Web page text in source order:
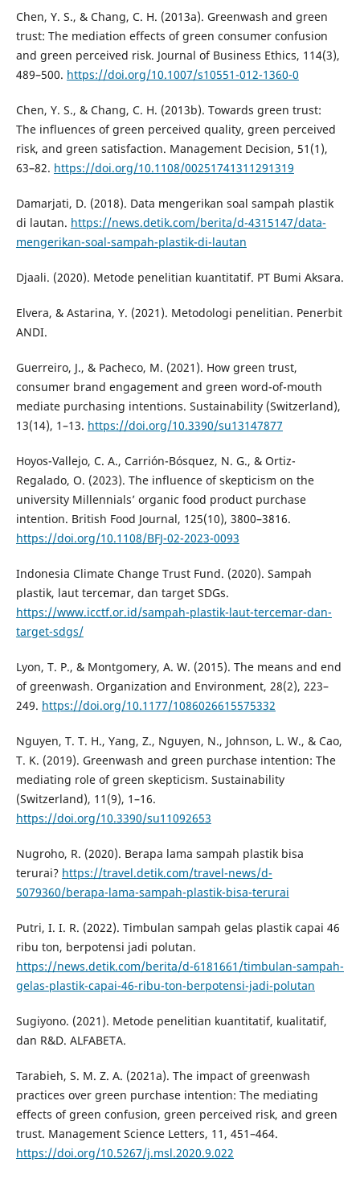
Chen, Y. S., & Chang, C. H. (2013a). Greenwash and green
trust: The mediation effects of green consumer confusion
and green perceived risk. Journal of Business Ethics, 114(3),
489–500. https://doi.org/10.1007/s10551-012-1360-0
Chen, Y. S., & Chang, C. H. (2013b). Towards green trust:
The influences of green perceived quality, green perceived
risk, and green satisfaction. Management Decision, 51(1),
63–82. https://doi.org/10.1108/00251741311291319
Damarjati, D. (2018). Data mengerikan soal sampah plastik
di lautan. https://news.detik.com/berita/d-4315147/data-
mengerikan-soal-sampah-plastik-di-lautan
Djaali. (2020). Metode penelitian kuantitatif. PT Bumi Aksara.
Elvera, & Astarina, Y. (2021). Metodologi penelitian. Penerbit
ANDI.
Guerreiro, J., & Pacheco, M. (2021). How green trust,
consumer brand engagement and green word-of-mouth
mediate purchasing intentions. Sustainability (Switzerland),
13(14), 1–13. https://doi.org/10.3390/su13147877
Hoyos-Vallejo, C. A., Carrión-Bósquez, N. G., & Ortiz-
Regalado, O. (2023). The influence of skepticism on the
university Millennials’ organic food product purchase
intention. British Food Journal, 125(10), 3800–3816.
https://doi.org/10.1108/BFJ-02-2023-0093
Indonesia Climate Change Trust Fund. (2020). Sampah
plastik, laut tercemar, dan target SDGs.
https://www.icctf.or.id/sampah-plastik-laut-tercemar-dan-
target-sdgs/
Lyon, T. P., & Montgomery, A. W. (2015). The means and end
of greenwash. Organization and Environment, 28(2), 223–
249. https://doi.org/10.1177/1086026615575332
Nguyen, T. T. H., Yang, Z., Nguyen, N., Johnson, L. W., & Cao,
T. K. (2019). Greenwash and green purchase intention: The
mediating role of green skepticism. Sustainability
(Switzerland), 11(9), 1–16.
https://doi.org/10.3390/su11092653
Nugroho, R. (2020). Berapa lama sampah plastik bisa
terurai? https://travel.detik.com/travel-news/d-
5079360/berapa-lama-sampah-plastik-bisa-terurai
Putri, I. I. R. (2022). Timbulan sampah gelas plastik capai 46
ribu ton, berpotensi jadi polutan.
https://news.detik.com/berita/d-6181661/timbulan-sampah-
gelas-plastik-capai-46-ribu-ton-berpotensi-jadi-polutan
Sugiyono. (2021). Metode penelitian kuantitatif, kualitatif,
dan R&D. ALFABETA.
Tarabieh, S. M. Z. A. (2021a). The impact of greenwash
practices over green purchase intention: The mediating
effects of green confusion, green perceived risk, and green
trust. Management Science Letters, 11, 451–464.
https://doi.org/10.5267/j.msl.2020.9.022